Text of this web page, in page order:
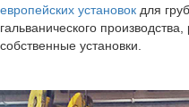
европейских установок для
гальванического
собственные установки.